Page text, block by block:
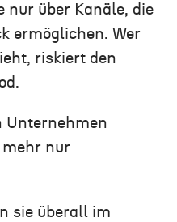
nur über Kanäle, die
ermöglichen. Wer
riskiert den
Unternehmen
mehr nur
sie überall im